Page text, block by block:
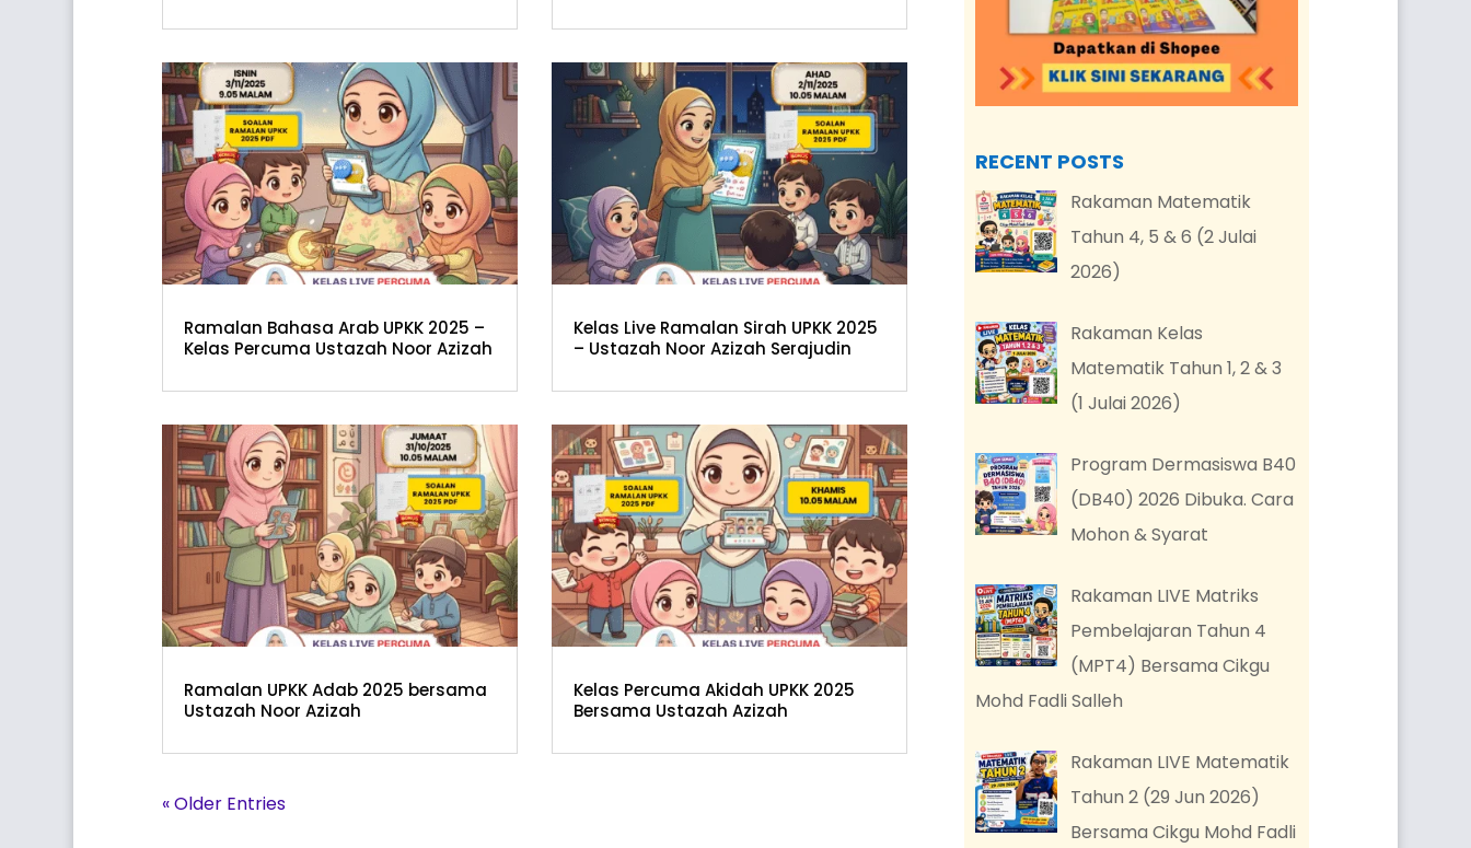
Ramalan Bahasa Arab UPKK 2025 –
Kelas Percuma Ustazah Noor Azizah
Ramalan UPKK Adab 2025 bersama
Ustazah Noor Azizah
Kelas Live Ramalan Sirah UPKK 2025
– Ustazah Noor Azizah Serajudin
Kelas Percuma Akidah UPKK 2025
Bersama Ustazah Azizah
« Older Entries
RECENT POSTS
Rakaman Matematik
Tahun 4, 5 & 6 (2 Julai
2026)
Rakaman Kelas
Matematik Tahun 1, 2 & 3
(1 Julai 2026)
Program Dermasiswa B40
(DB40) 2026 Dibuka. Cara
Mohon & Syarat
Rakaman LIVE Matriks
Pembelajaran Tahun 4
(MPT4) Bersama Cikgu
Mohd Fadli Salleh
Rakaman LIVE Matematik
Tahun 2 (29 Jun 2026)
Bersama Cikgu Mohd Fadli